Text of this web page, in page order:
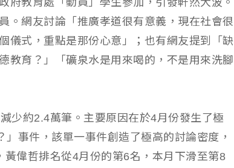
府教育處「動員」學生參加，引發軒然大波。
。網友討論「推廣孝道很有意義，現在社會很
儀式，重點是那份心意」；也有網友提到「缺
教育？」「礦泉水是用來喝的，不是用來洗腳
少約2.4萬筆。主要原因在於4月份發生了極
事件，該單一事件創造了極高的討論密度，
偉哲排名從4月份的第6名，本月下滑至第8